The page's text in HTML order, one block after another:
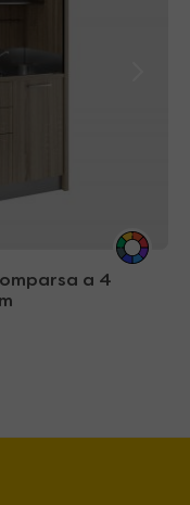
a 4